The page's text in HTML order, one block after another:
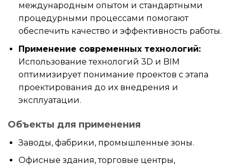
международным опытом и стандартными
процедурными процессами помогают
обеспечить качество и эффективность работы.
Применение современных технологий:
Использование технологий 3D и BIM
оптимизирует понимание проектов с этапа
проектирования до их внедрения и
эксплуатации.
Объекты для применения
Заводы, фабрики, промышленные зоны.
Офисные здания, торговые центры,